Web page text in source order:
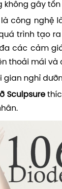
không gây
công nghệ
trình tạo
các cảm
thoải mái và
gian nghỉ
Sculpsure